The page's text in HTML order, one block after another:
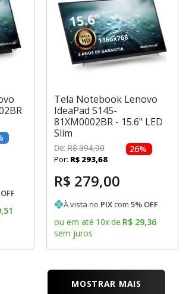
,51
Tela Notebook Lenovo
IdeaPad S145-
81XM0002BR - 15.6" LED
Slim
De:R$394,90 26%
Por: R$ 293,68
R$ 279,00
À vista no PIXcom5% OFF
ou em até 10xde R$ 29,36
sem juros
MOSTRAR MAIS